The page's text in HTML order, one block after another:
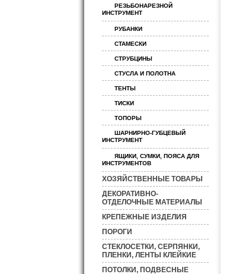
РЕЗЬБОНАРЕЗНОЙ
ИНСТРУМЕНТ
РУБАНКИ
СТАМЕСКИ
СТРУБЦИНЫ
СТУСЛА И ПОЛОТНА
ТЕНТЫ
ТИСКИ
ТОПОРЫ
ШАРНИРНО-ГУБЦЕВЫЙ
ИНСТРУМЕНТ
ЯЩИКИ, СУМКИ, ПОЯСА ДЛЯ
ИНСТРУМЕНТОВ
ХОЗЯЙСТВЕННЫЕ ТОВАРЫ
ДЕКОРАТИВНО-
ОТДЕЛОЧНЫЕ МАТЕРИАЛЫ
КРЕПЕЖНЫЕ ИЗДЕЛИЯ
ПОРОГИ
СТЕКЛОСЕТКИ, СЕРПЯНКИ,
ПЛЕНКИ, ЛЕНТЫ КЛЕЙКИЕ
ПОТОЛКИ, ПОДВЕСНЫЕ